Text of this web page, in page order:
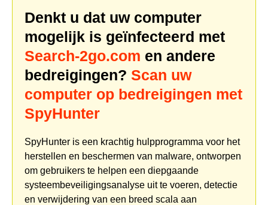
Denkt u dat uw computer
mogelijk is geïnfecteerd met
Search-2go.com en andere
bedreigingen? Scan uw
computer op bedreigingen met
SpyHunter
SpyHunter is een krachtig hulpprogramma voor het
herstellen en beschermen van malware, ontworpen
om gebruikers te helpen een diepgaande
systeembeveiligingsanalyse uit te voeren, detectie
en verwijdering van een breed scala aan